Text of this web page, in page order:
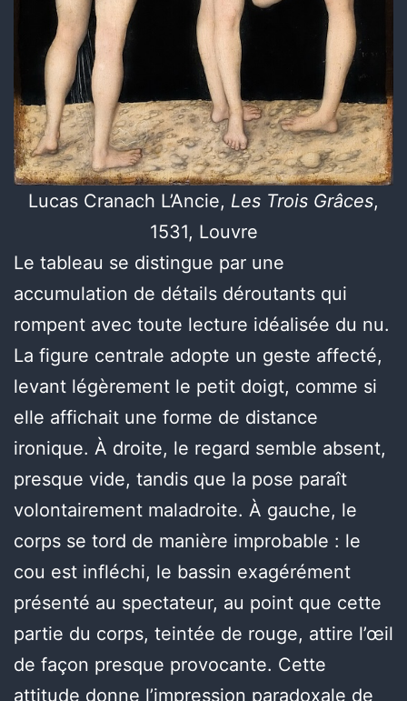
Lucas Cranach L’Ancie, Les Trois Grâces,
1531, Louvre
Le tableau se distingue par une
accumulation de détails déroutants qui
rompent avec toute lecture idéalisée du nu.
La figure centrale adopte un geste affecté,
levant légèrement le petit doigt, comme si
elle affichait une forme de distance
ironique. À droite, le regard semble absent,
presque vide, tandis que la pose paraît
volontairement maladroite. À gauche, le
corps se tord de manière improbable : le
cou est infléchi, le bassin exagérément
présenté au spectateur, au point que cette
partie du corps, teintée de rouge, attire l’œil
de façon presque provocante. Cette
attitude donne l’impression paradoxale de